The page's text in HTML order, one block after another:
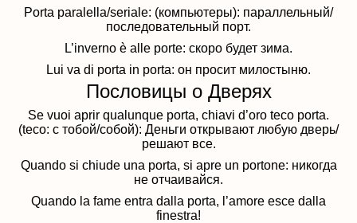
Porta paralella/seriale: (компьютеры): параллельный/
последовательный порт.
L’inverno è alle porte: скоро будет зима.
Lui va di porta in porta: он просит милостыню.
Пословицы о Дверях
Se vuoi aprir qualunque porta, chiavi d’oro teco porta.
(teco: с тобой/собой): Деньги открывают любую дверь/
решают все.
Quando si chiude una porta, si apre un portone: никогда
не отчаивайся.
Quando la fame entra dalla porta, l’amore esce dalla
finestra!